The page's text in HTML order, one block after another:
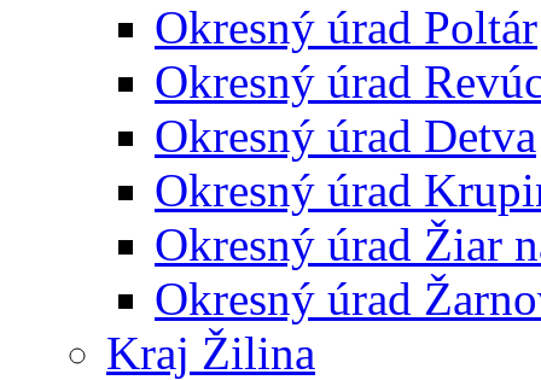
Okresný úrad Poltár
Okresný úrad
Okresný úrad Detva
Okresný úrad
Okresný úrad Žiar
Okresný úrad
Kraj Žilina